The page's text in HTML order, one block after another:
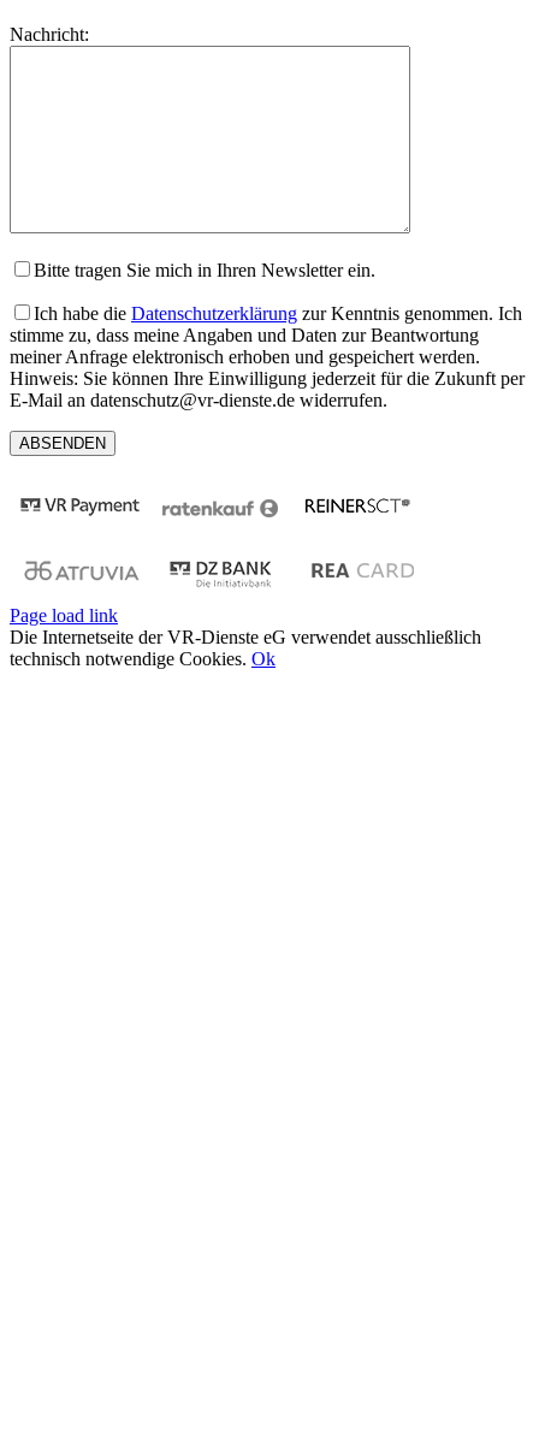
dieses
lasse
Nachricht:
Bitte tragen Sie mich in Ihren Newsletter ein.
Ich habe die Datenschutzerklärung zur Kenntnis genommen. Ich
stimme zu, dass meine Angaben und Daten zur Beantwortung
meiner Anfrage elektronisch erhoben und gespeichert werden.
Hinweis: Sie können Ihre Einwilligung jederzeit für die Zukunft per
E-Mail an datenschutz@vr-dienste.de widerrufen.
Page load link
Die Internetseite der VR-Dienste eG verwendet ausschließlich
technisch notwendige Cookies. Ok